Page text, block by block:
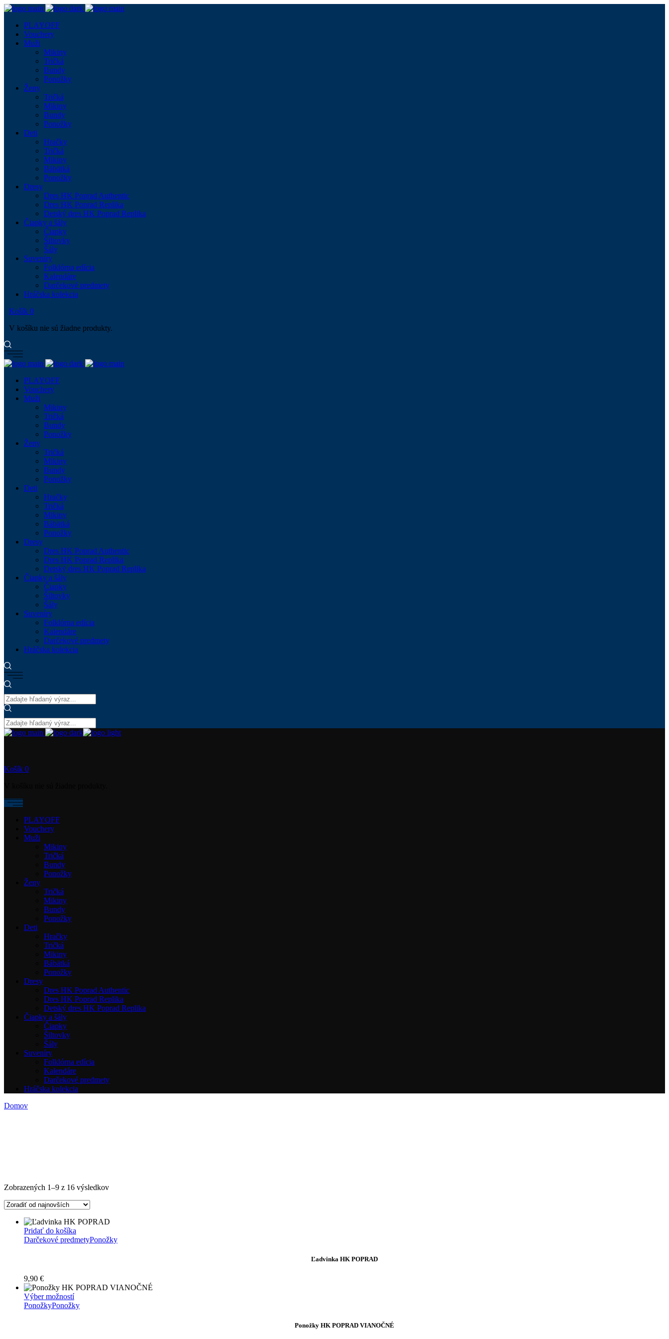
PLAYOFF
Vouchery
Muži
Mikiny
Tričká
Bundy
Ponožky
Ženy
Tričká
Mikiny
Bundy
Ponožky
Deti
Hračky
Tričká
Mikiny
Bábätká
Ponožky
Dresy
Dres HK Poprad Authentic
Dres HK Poprad Replika
Detský dres HK Poprad Replika
Čiapky a šály
Čiapky
Šiltovky
Šály
Suveníry
Folklórna edícia
Kalendáre
Darčekové predmety
Hráčska kolekcia
Košík 0
V košíku nie sú žiadne produkty.
PLAYOFF
Vouchery
Muži
Mikiny
Tričká
Bundy
Ponožky
Ženy
Tričká
Mikiny
Bundy
Ponožky
Deti
Hračky
Tričká
Mikiny
Bábätká
Ponožky
Dresy
Dres HK Poprad Authentic
Dres HK Poprad Replika
Detský dres HK Poprad Replika
Čiapky a šály
Čiapky
Šiltovky
Šály
Suveníry
Folklórna edícia
Kalendáre
Darčekové predmety
Hráčska kolekcia
Košík 0
PLAYOFF
Vouchery
Muži
Mikiny
Tričká
Bundy
Ponožky
Ženy
Tričká
Mikiny
Bundy
Ponožky
Deti
Hračky
Tričká
Mikiny
Bábätká
Ponožky
Dresy
Dres HK Poprad Authentic
Dres HK Poprad Replika
Detský dres HK Poprad Replika
Čiapky a šály
Čiapky
Šiltovky
Šály
Suveníry
Folklórna edícia
Kalendáre
Darčekové predmety
Hráčska kolekcia
Domov
Zobrazených 1–9 z 16 výsledkovZoradené
Pridať do košíka
Darčekové predmetyPonožky
Ľadvinka HK POPRAD
9,90 €
Výber možnostíTento
produkt
PonožkyPonožky
Ponožky HK POPRAD VIANOČNÉ